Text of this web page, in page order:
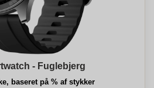
- Fuglebjerg
baseret på % af stykker